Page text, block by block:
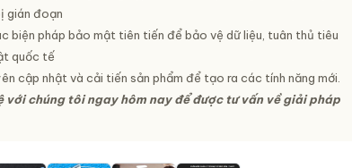
gián đoạn
biện pháp bảo mật tiên tiến để bảo vệ dữ liệu, tuân thủ tiêu
quốc tế
cập nhật và cải tiến sản phẩm để tạo ra các tính năng mới.
với chúng tôi ngay hôm nay để được tư vấn về giải pháp